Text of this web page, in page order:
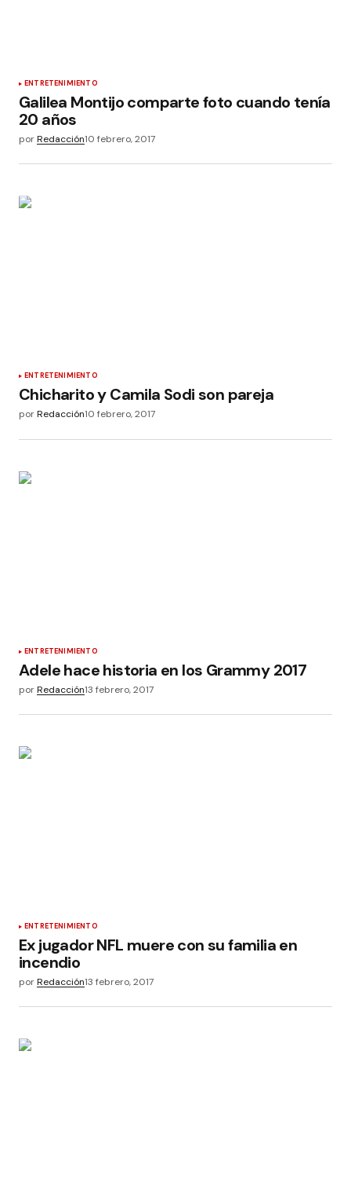
ENTRETENIMIENTO
Galilea Montijo comparte foto cuando tenía
20 años
porRedacción10 febrero, 2017
ENTRETENIMIENTO
Chicharito y Camila Sodi son pareja
porRedacción10 febrero, 2017
ENTRETENIMIENTO
Adele hace historia en los Grammy 2017
porRedacción13 febrero, 2017
ENTRETENIMIENTO
Ex jugador NFL muere con su familia en
incendio
porRedacción13 febrero, 2017